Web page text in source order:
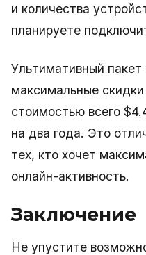
и количества
планируете
Ультимативный пакет
максимальные
стоимостью всего
на два года. Это
тех, кто хочет
онлайн-активность.
Заключение
Не упустите